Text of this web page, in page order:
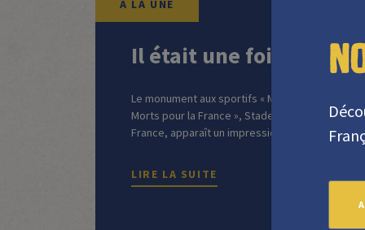
Il était une fois un
Le monument aux sportifs « Morts pour la
Morts pour la France », Stade de France Au
France, apparaît un impressionnant et
d’acier posées sur un socle. On peut y lire
LIRE LA SUITE